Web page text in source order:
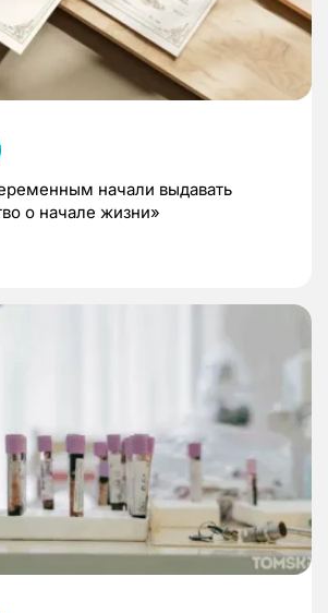
начали выдавать
о начале жизни»